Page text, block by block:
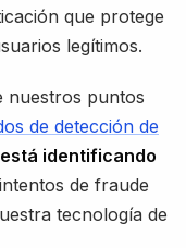
que protege
legítimos.
nuestros puntos
de detección de
identificando
de fraude
tecnología de